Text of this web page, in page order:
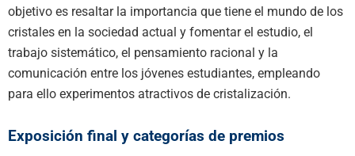
objetivo es resaltar la importancia que tiene el mundo de los
cristales en la sociedad actual y fomentar el estudio, el
trabajo sistemático, el pensamiento racional y la
comunicación entre los jóvenes estudiantes, empleando
para ello experimentos atractivos de cristalización.
Exposición final y categorías de premios